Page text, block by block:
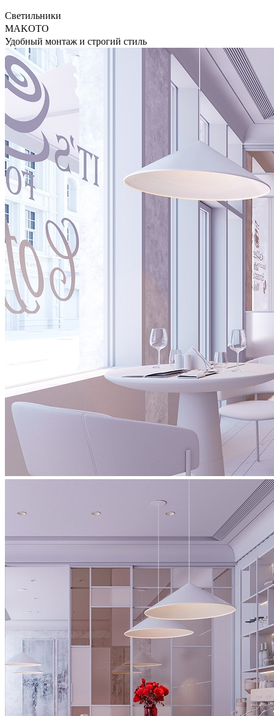
Светильники
MAKOTO
Удобный монтаж и строгий стиль